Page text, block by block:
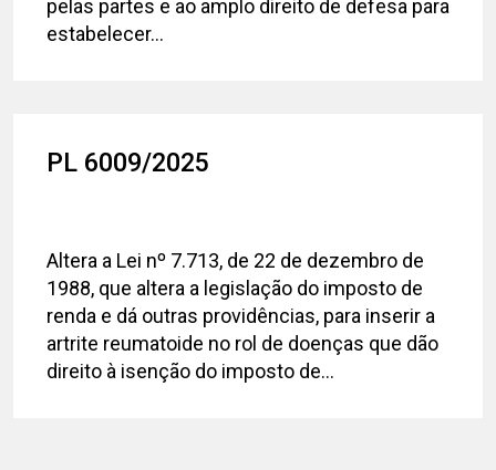
pelas partes e ao amplo direito de defesa para
estabelecer...
PL 6009/2025
Altera a Lei nº 7.713, de 22 de dezembro de
1988, que altera a legislação do imposto de
renda e dá outras providências, para inserir a
artrite reumatoide no rol de doenças que dão
direito à isenção do imposto de...